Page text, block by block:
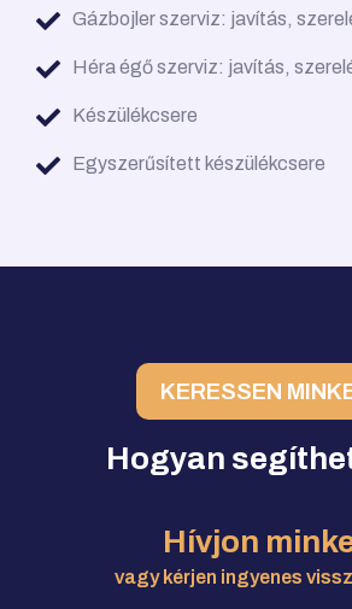
Gázbojler szerviz: javítás,
Héra égő szerviz: javítás,
Készülékcsere
Egyszerűsített készülékcsere
KERESSEN
Hogyan
Hívjon
vagy kérjen ingyenes